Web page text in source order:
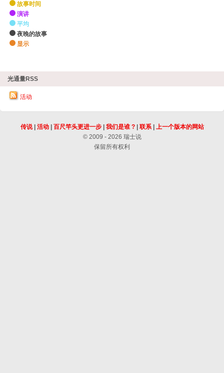
故事时间
演讲
平均
夜晚的故事
显示
光通量RSS
活动
传说| 活动| 百尺竿头更进一步| 我们是谁 ?| 联系| 上一个版本的网站
© 2009 - 2026 瑞士说
保留所有权利